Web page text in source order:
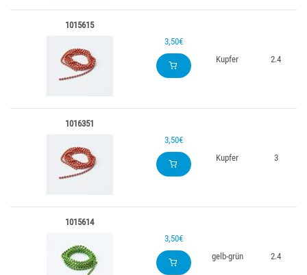
1015615
3,50€
Kupfer
2.4
1016351
3,50€
Kupfer
3
1015614
3,50€
gelb-grün
2.4